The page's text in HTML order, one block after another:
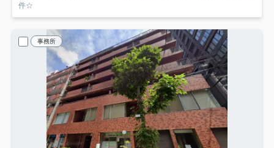
件☆
事務所